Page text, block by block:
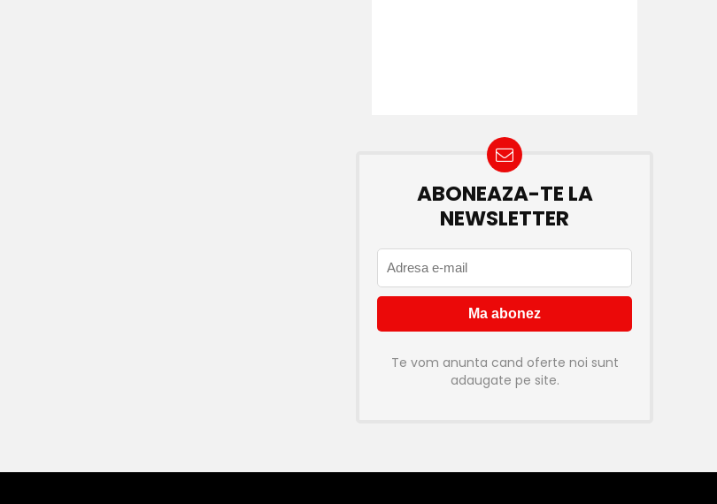
ABONEAZA-TE LA
NEWSLETTER
Te vom anunta cand oferte noi sunt
adaugate pe site.